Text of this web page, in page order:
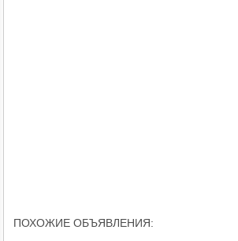
ПОХОЖИЕ ОБЪЯВЛЕНИЯ: